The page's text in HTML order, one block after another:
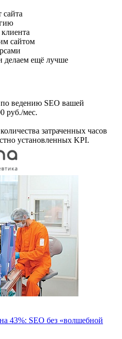
сайтом
делаем ещё лучше
по ведению SEO вашей
руб./мес.
затраченных часов
установленных KPI.
43%: SEO без «волшебной